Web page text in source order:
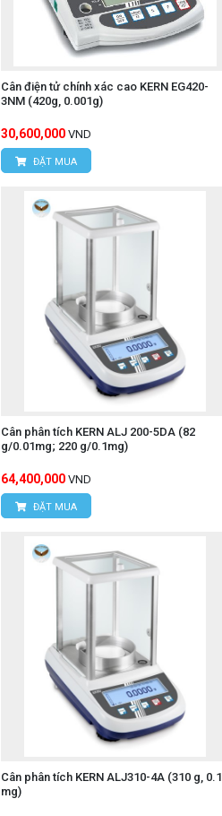
Cân điện tử chính xác cao KERN EG420-
3NM (420g, 0.001g)
30,600,000 VND
ĐẶT MUA
Cân phân tích KERN ALJ 200-5DA (82
g/0.01mg; 220 g/0.1mg)
64,400,000 VND
ĐẶT MUA
Cân phân tích KERN ALJ310-4A (310 g, 0.1
mg)